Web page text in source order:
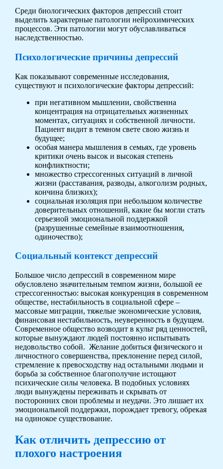
Среди биологических факторов депрессий стоит
выделить характерные патологии нейрохимических
процессов. Эти патологии могут обуславливаться
наследственностью.
Психологические причины депрессий
Как показывают современные исследования,
существуют и психологические факторы депрессий:
при негативном мышлении, свойственна
концентрация на отрицательных жизненных
моментах, ситуациях и собственной личности.
Пациент видит в темном свете свою жизнь и
будущее;
особая манера мышления в семьях, где уровень
критики очень высок и высокая степень
конфликтности;
множество стрессогенных ситуаций в личной
жизни (расставания, разводы, алкоголизм родных,
кончина близких);
социальная изоляция при небольшом количестве
доверительных отношений, какие бы могли стать
серьезной эмоциональной поддержкой
(разрушенные семейные взаимоотношения,
одиночество);
Социальный контекст депрессий
Большое число депрессий в современном мире
обусловлено значительным темпом жизни, большой ее
стрессогенностью: высокая конкуренция в современном
обществе, нестабильность в социальной сфере –
массовые миграции, тяжелые экономические условия,
финансовая нестабильность, неуверенность в будущем.
Современное общество возводит в культ ряд ценностей,
которые вынуждают людей постоянно испытывать
недовольство собой. Желание добиться физического и
личностного совершенства, преклонение перед силой,
стремление к превосходству над остальными людьми и
борьба за собственное благополучие истощают
психические силы человека. В подобных условиях
люди вынуждены переживать и скрывать от
посторонних свои проблемы и неудачи. Это лишает их
эмоциональной поддержки, порождает тревогу, обрекая
на одинокое существование.
Как отличить депрессию от
плохого настроения